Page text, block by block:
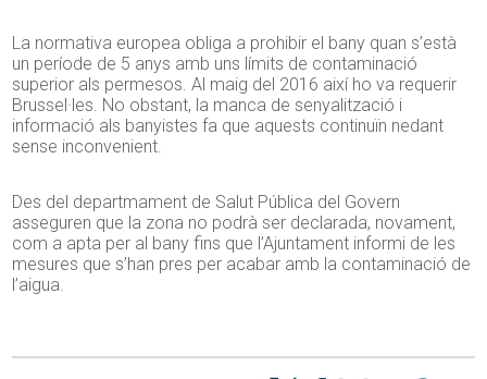
La normativa europea obliga a prohibir el bany quan s’està
un període de 5 anys amb uns límits de contaminació
superior als permesos. Al maig del 2016 així ho va requerir
Brussel·les. No obstant, la manca de senyalització i
informació als banyistes fa que aquests continuïn nedant
sense inconvenient.
Des del departmament de Salut Pública del Govern
asseguren que la zona no podrà ser declarada, novament,
com a apta per al bany fins que l’Ajuntament informi de les
mesures que s’han pres per acabar amb la contaminació de
l’aigua.